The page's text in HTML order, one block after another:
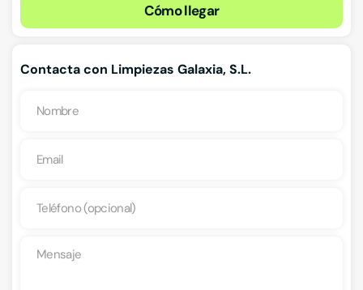
Cómo llegar
Contacta con Limpiezas Galaxia, S.L.